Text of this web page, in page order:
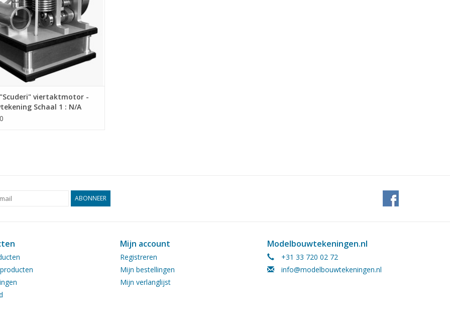
viertaktmotor -
Schaal 1 : N/A
ABONNEER
Mijn account
Registreren
Mijn bestellingen
Mijn verlanglijst
Modelbouwtekeningen.nl
+31 33 720 02 72
info@modelbouwtekeningen.nl